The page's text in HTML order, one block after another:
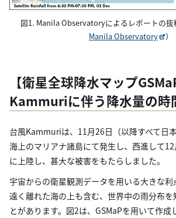
図1. Manila Observatoryによるレポートの抜
Manila Observatory
）
【衛星全球降水マップ
Kammuriに伴う降水量の時
台風Kammuriは、11月26日（以降すべて日
海上のマリアナ諸島にて発生し、西進して
に上陸し、甚大な被害をもたらしました。
宇宙からの衛星観測データを用いる大きな利
遠く離れた海の上も含む、世界中の雨分布を
とがあります。図2は、GSMaPを用いて作